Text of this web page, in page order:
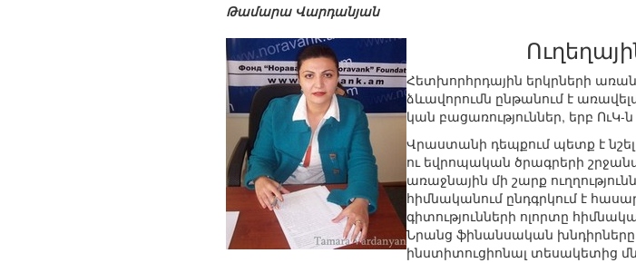
Թամարա Վարդանյան
Հետխորհրդային երկրների
ձևավորումն ընթանում է
կան բացառություններ, երբ
Վրաստանի դեպքում պետք է
ու եվրոպական ծրագրերի
առաջնային մի շարք
հիմնականում ընդգրկում է
գիտությունների ոլորտը
Նրանց ֆինանսական խնդիրները
ինստիտուցիոնալ տեսակետից